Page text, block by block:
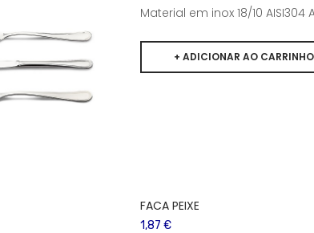
Material em inox 18/10
FACA PEIXE
1,87 €